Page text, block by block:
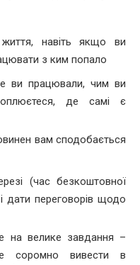
навіть якщо ви
з ким попало
ви працювали, чим ви
де самі є
вам сподобається
(час безкоштовної
і дати переговорів щодо
на велике завдання –
соромно вивести в